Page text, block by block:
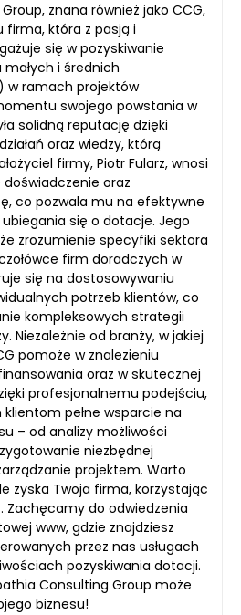
znana również jako CCG,
firma, która z pasją i
się w pozyskiwanie
i średnich
w ramach projektów
swojego powstania w
solidną reputację dzięki
oraz wiedzy, którą
firmy, Piotr Fularz, wnosi
oraz
co pozwala mu na efektywne
się o dotacje. Jego
zrozumienie specyfiki sektora
firm doradczych w
się na dostosowywaniu
potrzeb klientów, co
kompleksowych strategii
Niezależnie od branży, w jakiej
pomoże w znalezieniu
oraz w skutecznej
profesjonalnemu podejściu,
pełne wsparcie na
– od analizy możliwości
niezbędnej
projektem. Warto
zyska Twoja firma, korzystając
Zachęcamy do odwiedzenia
www, gdzie znajdziesz
przez nas usługach
pozyskiwania dotacji.
Consulting Group może
biznesu!